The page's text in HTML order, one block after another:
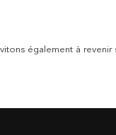
également à